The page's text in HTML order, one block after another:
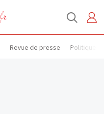
Revue de presse Politique